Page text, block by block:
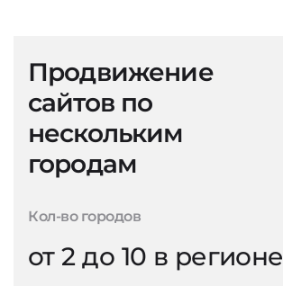
Продвижение
сайтов по
нескольким
городам
Кол-во городов
от 2 до 10 в регионе